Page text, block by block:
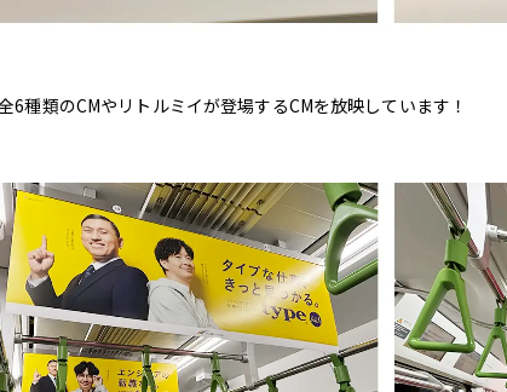
6種類のCMやリトルミイが登場するCMを放映しています！